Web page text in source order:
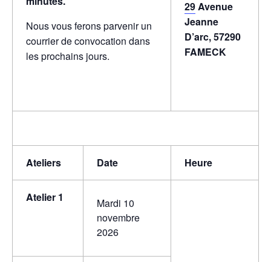
Nous vous ferons parvenir un
courrier de convocation dans
les prochains jours.
29Avenue
Jeanne
D’arc, 57290
FAMECK
Ateliers Date Heure
Atelier 1
Mardi 10
novembre
2026